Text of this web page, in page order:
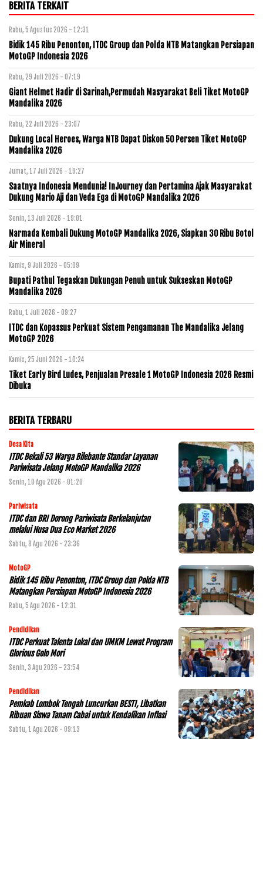
BERITA TERKAIT
Rabu, 5 Agustus 2026 - 12:31
Bidik 145 Ribu Penonton, ITDC Group dan Polda NTB Matangkan Persiapan
MotoGP Indonesia 2026
Rabu, 29 Juli 2026 - 07:19
Giant Helmet Hadir di Sarinah,Permudah Masyarakat Beli Tiket MotoGP
Mandalika 2026
Rabu, 22 Juli 2026 - 23:07
Dukung Local Heroes, Warga NTB Dapat Diskon 50 Persen Tiket MotoGP
Mandalika 2026
Jumat, 17 Juli 2026 - 19:27
Saatnya Indonesia Mendunia! InJourney dan Pertamina Ajak Masyarakat
Dukung Mario Aji dan Veda Ega di MotoGP Mandalika 2026
Senin, 13 Juli 2026 - 19:01
Narmada Kembali Dukung MotoGP Mandalika 2026, Siapkan 30 Ribu Botol
Air Mineral
Kamis, 9 Juli 2026 - 05:09
Bupati Pathul Tegaskan Dukungan Penuh untuk Sukseskan MotoGP
Mandalika 2026
Rabu, 1 Juli 2026 - 09:27
ITDC dan Kopassus Perkuat Sistem Pengamanan The Mandalika Jelang
MotoGP 2026
Kamis, 25 Juni 2026 - 10:24
Tiket Early Bird Ludes, Penjualan Presale 1 MotoGP Indonesia 2026 Resmi
Dibuka
BERITA TERBARU
Desa Kita
ITDC Bekali 53 Warga Bilebante Standar Layanan
Pariwisata Jelang MotoGP Mandalika 2026
Senin, 10 Agu 2026 - 01:20
Pariwisata
ITDC dan BRI Dorong Pariwisata Berkelanjutan
melalui Nusa Dua Eco Market 2026
Sabtu, 8 Agu 2026 - 23:36
MotoGP
Bidik 145 Ribu Penonton, ITDC Group dan Polda NTB
Matangkan Persiapan MotoGP Indonesia 2026
Rabu, 5 Agu 2026 - 12:31
Pendidikan
ITDC Perkuat Talenta Lokal dan UMKM Lewat Program
Glorious Golo Mori
Senin, 3 Agu 2026 - 23:54
Pendidikan
Pemkab Lombok Tengah Luncurkan BESTI, Libatkan
Ribuan Siswa Tanam Cabai untuk Kendalikan Inflasi
Sabtu, 1 Agu 2026 - 09:13